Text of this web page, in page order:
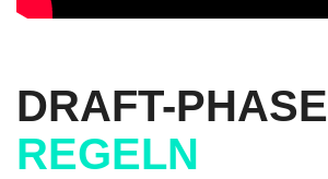
DRAFT-PHASE
REGELN